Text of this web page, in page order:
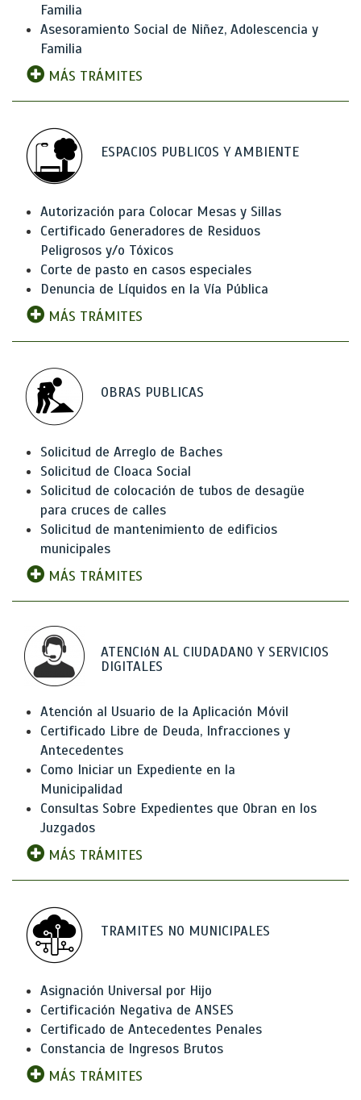
Familia
Asesoramiento Social de Niñez, Adolescencia y
Familia
MÁS TRÁMITES
ESPACIOS PUBLICOS Y AMBIENTE
Autorización para Colocar Mesas y Sillas
Certificado Generadores de Residuos
Peligrosos y/o Tóxicos
Corte de pasto en casos especiales
Denuncia de Líquidos en la Vía Pública
MÁS TRÁMITES
OBRAS PUBLICAS
Solicitud de Arreglo de Baches
Solicitud de Cloaca Social
Solicitud de colocación de tubos de desagüe
para cruces de calles
Solicitud de mantenimiento de edificios
municipales
MÁS TRÁMITES
ATENCIóN AL CIUDADANO Y SERVICIOS
DIGITALES
Atención al Usuario de la Aplicación Móvil
Certificado Libre de Deuda, Infracciones y
Antecedentes
Como Iniciar un Expediente en la
Municipalidad
Consultas Sobre Expedientes que Obran en los
Juzgados
MÁS TRÁMITES
TRAMITES NO MUNICIPALES
Asignación Universal por Hijo
Certificación Negativa de ANSES
Certificado de Antecedentes Penales
Constancia de Ingresos Brutos
MÁS TRÁMITES